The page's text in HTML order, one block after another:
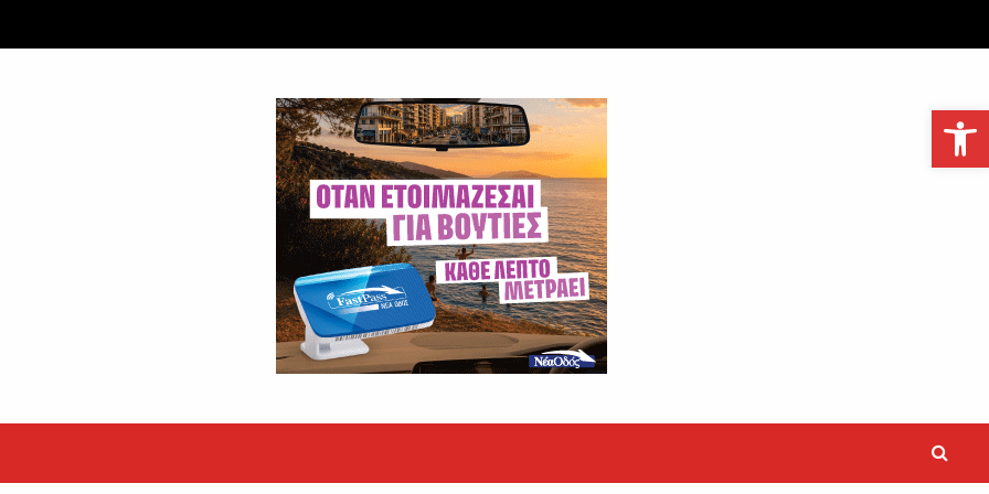
– Επεσε από τη σκαλωσιά
Ανοίξτε τη γραμμή εργαλείων